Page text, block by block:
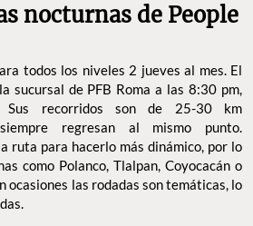
nocturnas de People
todos los niveles 2 jueves al mes. El
sucursal de PFB Roma a las 8:30 pm,
recorridos son de 25-30 km
regresan al mismo punto.
ruta para hacerlo más dinámico, por lo
como Polanco, Tlalpan, Coyocacán o
ocasiones las rodadas son temáticas, lo